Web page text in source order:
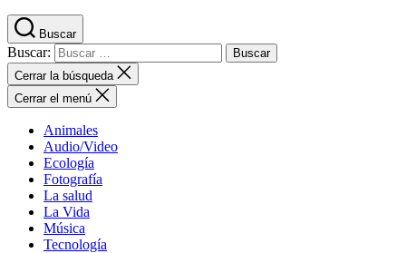
Buscar
Buscar:
Cerrar la búsqueda
Cerrar el menú
Animales
Audio/Video
Ecología
Fotografía
La salud
La Vida
Música
Tecnología